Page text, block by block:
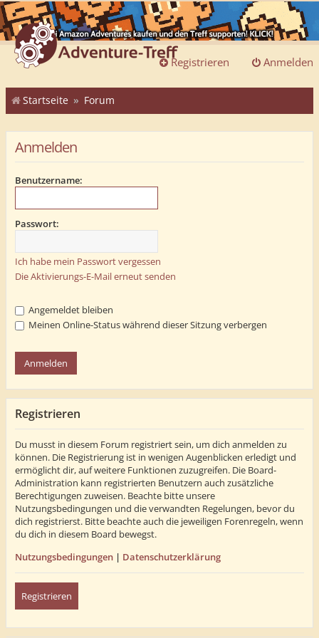
Anmelden
Registrieren
Startseite Forum
Anmelden
Benutzername:
Passwort:
Ich habe mein Passwort vergessen
Die Aktivierungs-E-Mail erneut senden
Angemeldet bleiben
Meinen Online-Status während dieser Sitzung verbergen
Registrieren
Du musst in diesem Forum registriert sein, um dich anmelden zu
können. Die Registrierung ist in wenigen Augenblicken erledigt und
ermöglicht dir, auf weitere Funktionen zuzugreifen. Die Board-
Administration kann registrierten Benutzern auch zusätzliche
Berechtigungen zuweisen. Beachte bitte unsere
Nutzungsbedingungen und die verwandten Regelungen, bevor du
dich registrierst. Bitte beachte auch die jeweiligen Forenregeln, wenn
du dich in diesem Board bewegst.
Nutzungsbedingungen | Datenschutzerklärung
Registrieren